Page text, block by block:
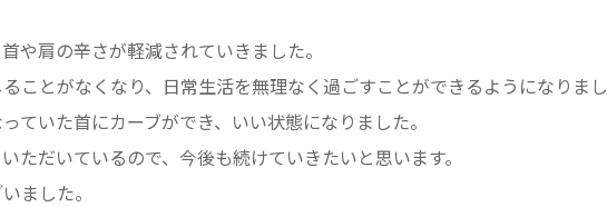
や肩の辛さが軽減されていきました。
ことがなくなり、日常生活を無理なく過ごすことができるようになりま
ていた首にカーブができ、いい状態になりました。
ただいているので、今後も続けていきたいと思います。
ました。